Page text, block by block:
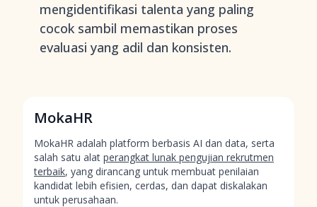
mengidentifikasi talenta yang paling
cocok sambil memastikan proses
evaluasi yang adil dan konsisten.
MokaHR
MokaHR adalah platform berbasis AI dan data, serta
salah satu alat perangkat lunak pengujian rekrutmen
terbaik, yang dirancang untuk membuat penilaian
kandidat lebih efisien, cerdas, dan dapat diskalakan
untuk perusahaan.